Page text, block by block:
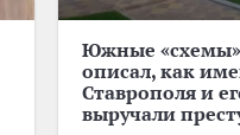
Южные
описал, как
Ставрополя и
выручали